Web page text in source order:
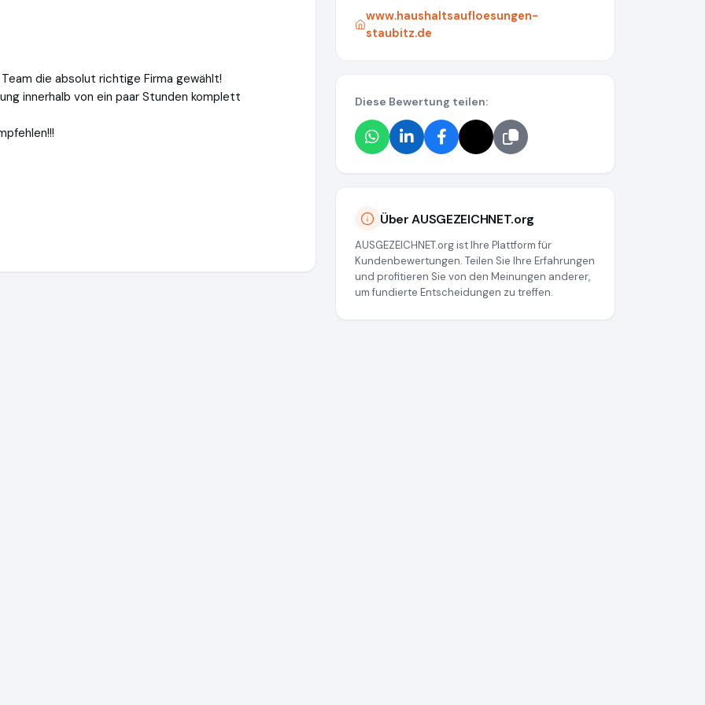
die absolut richtige Firma gewählt!
innerhalb von ein paar Stunden komplett
www.haushaltsaufloesungen-
staubitz.de
Diese Bewertung teilen:
Über AUSGEZEICHNET.org
AUSGEZEICHNET.org ist Ihre Plattform für
Kundenbewertungen. Teilen Sie Ihre Erfahrungen
und profitieren Sie von den Meinungen anderer,
um fundierte Entscheidungen zu treffen.